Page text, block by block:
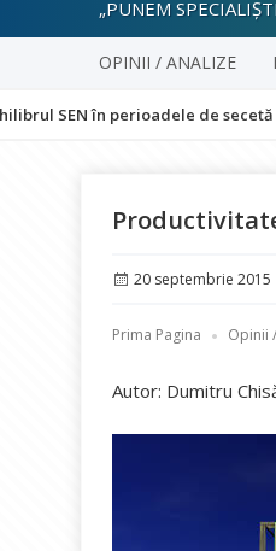
„PUNEM
OPINII / ANALIZE
în perioadele de secetă și
Publicat
20 septembrie 2015
Prima Pagina Opinii
Autor: Dumitru